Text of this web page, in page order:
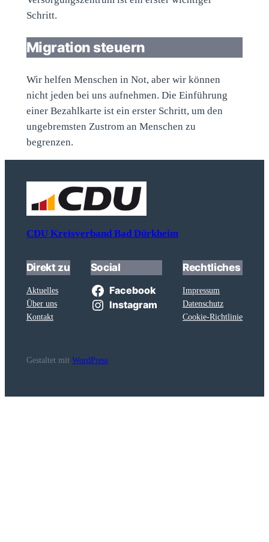
Schritt.
Migration steuern
Wir helfen Menschen in Not, aber wir können
nicht jeden bei uns aufnehmen. Die Einführung
einer Bezahlkarte ist ein erster Schritt, um den
ungebremsten Zustrom an Menschen zu
begrenzen.
CDU Kreisverband Bad Dürkheim
Direkt zu
Aktuelles
Über uns
Kontakt
Social
Facebook
Instagram
Rechtliches
Impressum
Datenschutz
Cookie-Richtlinie
Gestaltet mit WordPress